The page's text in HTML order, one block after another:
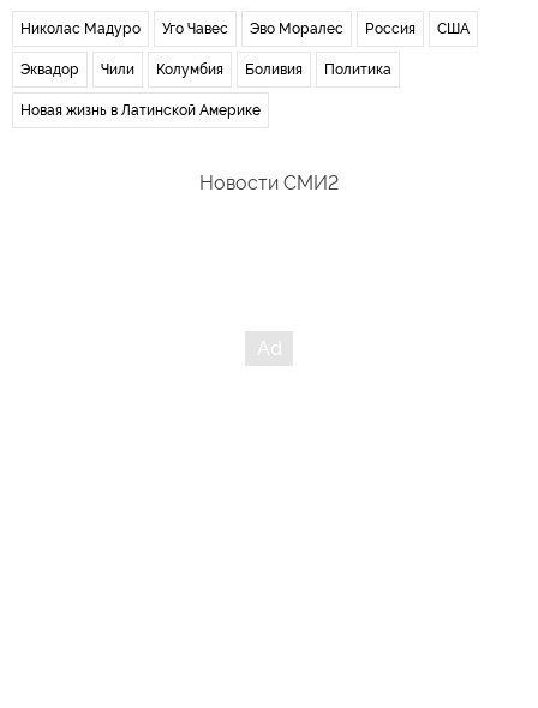
Николас Мадуро Уго Чавес Эво Моралес Россия США
Эквадор Чили Колумбия Боливия Политика
Новая жизнь в Латинской Америке
Новости СМИ2